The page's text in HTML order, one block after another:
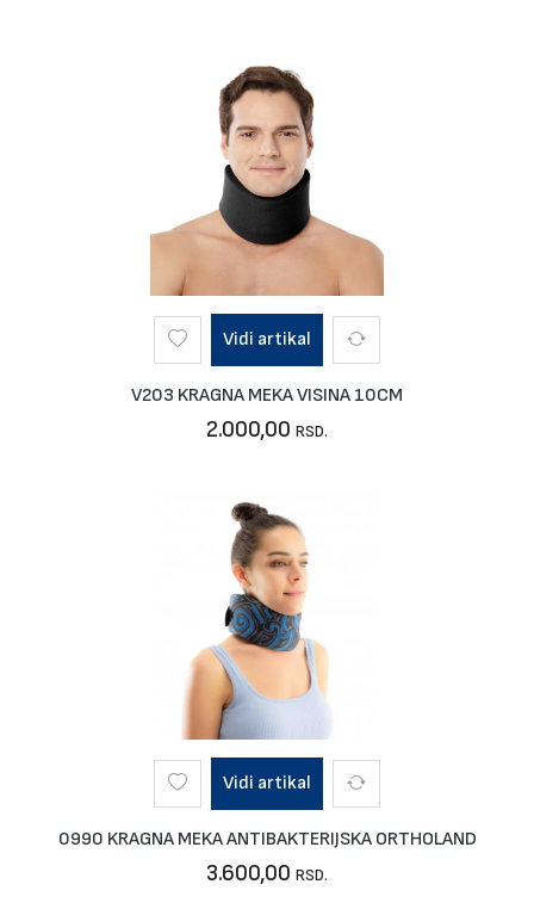
Vidi artikal
V203 KRAGNA MEKA VISINA 10CM
2.000,00 RSD.
Vidi artikal
0990 KRAGNA MEKA ANTIBAKTERIJSKA ORTHOLAND
3.600,00 RSD.